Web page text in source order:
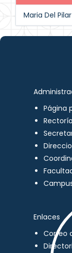
Maria Del
Página
Rectoría
Enlaces
Correo